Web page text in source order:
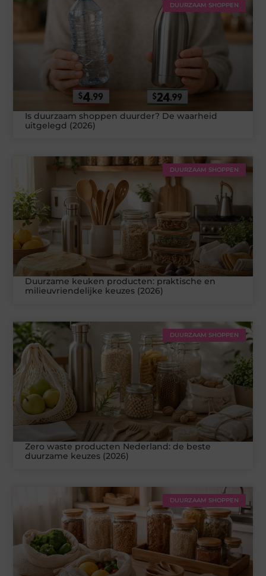
DUURZAAM SHOPPEN
Is duurzaam shoppen duurder? De waarheid
uitgelegd (2026)
DUURZAAM SHOPPEN
Duurzame keuken producten: praktische en
milieuvriendelijke keuzes (2026)
DUURZAAM SHOPPEN
Zero waste producten Nederland: de beste
duurzame keuzes (2026)
DUURZAAM SHOPPEN